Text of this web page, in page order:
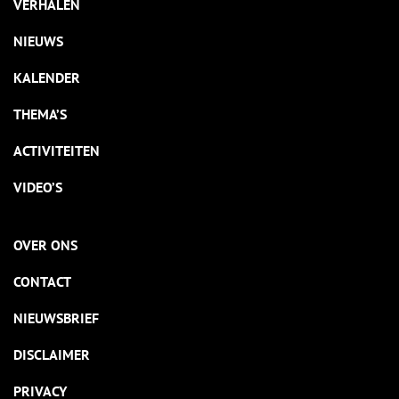
VERHALEN
NIEUWS
KALENDER
THEMA’S
ACTIVITEITEN
VIDEO’S
OVER ONS
CONTACT
NIEUWSBRIEF
DISCLAIMER
PRIVACY